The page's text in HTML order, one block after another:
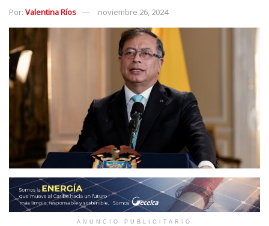
Por: Valentina Ríos noviembre 26, 2024
ANUNCIO PUBLICITARIO